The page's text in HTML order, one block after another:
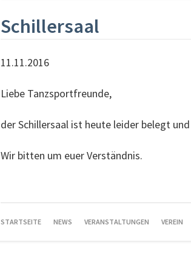
Schillersaal
11.11.2016
Liebe Tanzsportfreunde,
der Schillersaal ist heute leider belegt
Wir bitten um euer Verständnis.
NAVIGATION
STARTSEITE NEWS VERANSTALTUNGEN VEREIN